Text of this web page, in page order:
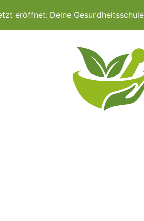
eröffnet: Deine Gesundheitsschule